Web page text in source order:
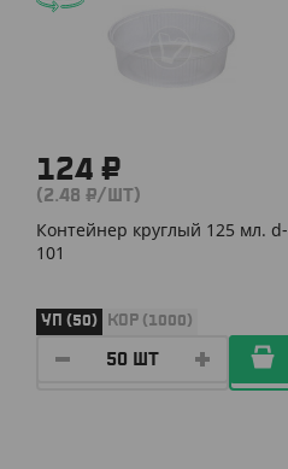
124 ₽
(2.48 ₽/ШТ)
Контейнер круглый 125 мл. d-
101
УП (50) КОР (1000)